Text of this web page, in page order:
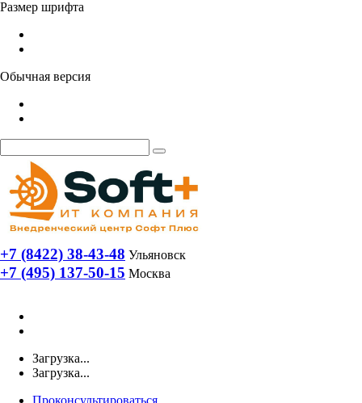
Размер шрифта
Обычная версия
+7 (8422) 38-43-48 Ульяновск
+7 (495) 137-50-15 Москва
Загрузка...
Загрузка...
Проконсультироваться